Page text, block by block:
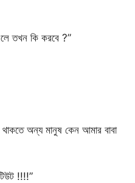
তখন কি করবে ?”
অন্য মানুষ কেন আমার বাবা
!!!!”